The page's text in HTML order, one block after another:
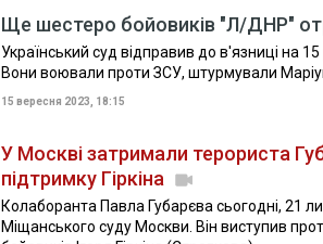
Ще шестеро бойовиків "Л/ДНР"
Український суд відправив до в'язниці на
Вони воювали проти ЗСУ, штурмували
15 вересня 2023, 18:15
У Москві затримали терориста
підтримку Гіркіна
Колаборанта Павла Губарєва сьогодні, 21
Міщанського суду Москви. Він виступив